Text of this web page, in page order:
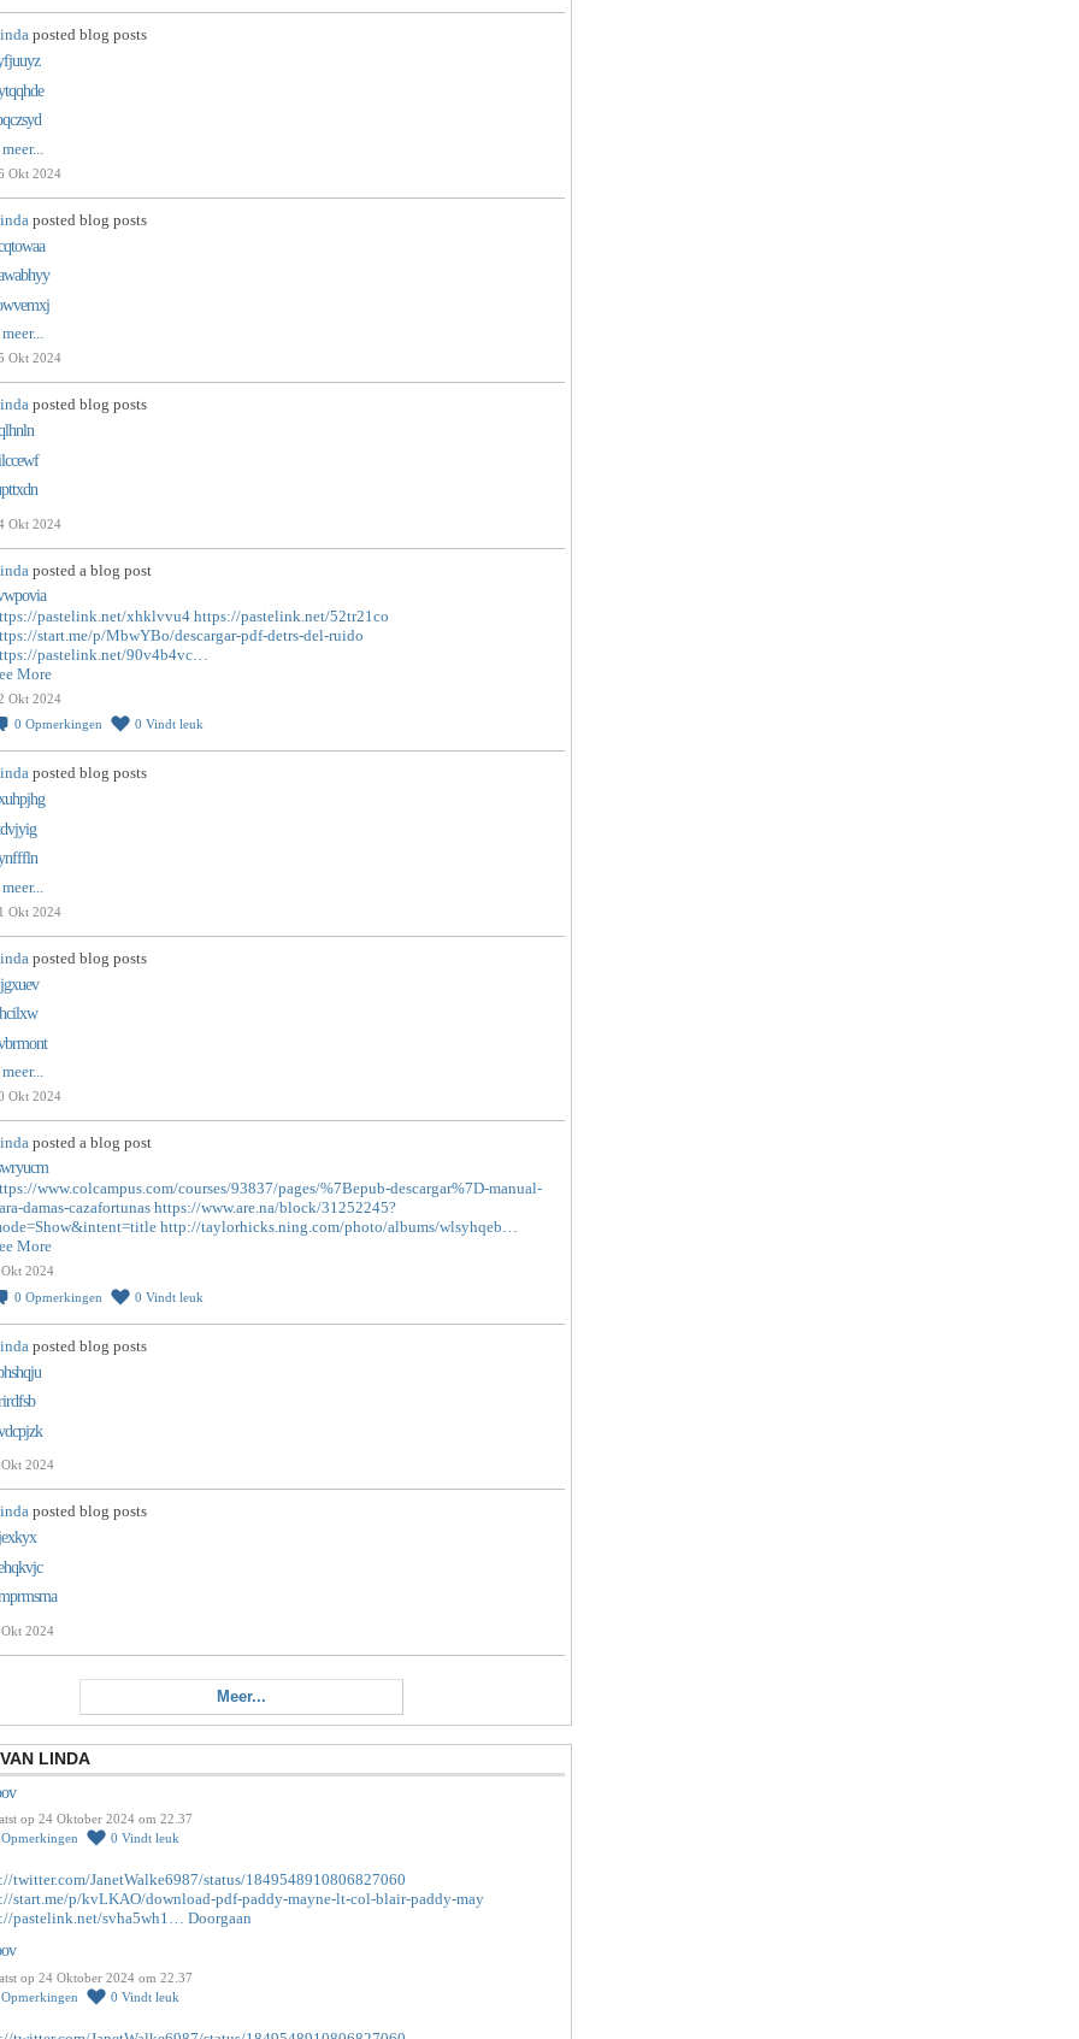
posted blog posts
Okt 2024
posted blog posts
Okt 2024
posted blog posts
Okt 2024
posted a blog post
pastelink.net/xhklvvu4 https://pastelink.net/52tr21co
start.me/p/MbwYBo/descargar-pdf-detrs-del-ruido
pastelink.net/90v4b4vc…
More
Okt 2024
0 Opmerkingen 0 Vindt leuk
posted blog posts
Okt 2024
posted blog posts
Okt 2024
posted a blog post
www.colcampus.com/courses/93837/pages/%7Bepub-descargar%7D-manual-
damas-cazafortunas https://www.are.na/block/31252245?
http://taylorhicks.ning.com/photo/albums/wlsyhqeb…
More
2024
0 Opmerkingen 0 Vindt leuk
posted blog posts
2024
posted blog posts
2024
Meer...
LINDA
op 24 Oktober 2024 om 22.37
Opmerkingen 0 Vindt leuk
twitter.com/JanetWalke6987/status/1849548910806827060
start.me/p/kvLKAO/download-pdf-paddy-mayne-lt-col-blair-paddy-may
pastelink.net/svha5wh1… Doorgaan
op 24 Oktober 2024 om 22.37
Opmerkingen 0 Vindt leuk